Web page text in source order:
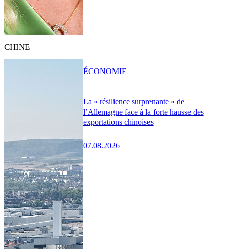
CHINE
La « résilience surprenante » de
l’Allemagne face à la forte hausse des
exportations chinoises
07.08.2026
ÉCONOMIE